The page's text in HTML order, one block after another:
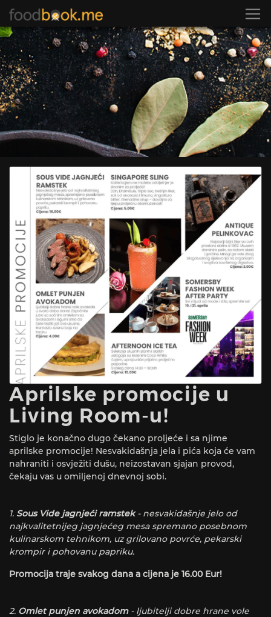
Aprilske promocije u
Living Room-u!
Stiglo je konačno dugo čekano proljeće i sa njime
aprilske promocije! Nesvakidašnja jela i pića koja će vam
nahraniti i osvježiti dušu, neizostavan sjajan provod,
čekaju vas u omiljenoj dnevnoj sobi.
1. Sous Vide jagnjeći ramstek- nesvakidašnje jelo od
najkvalitetnijeg jagnjećeg mesa spremano posebnom
kulinarskom tehnikom, uz grilovano povrće, pekarski
krompir i pohovanu papriku.
Promocija traje svakog dana a cijena je 16.00 Eur!
2. Omlet punjen avokadom- ljubitelji dobre hrane vole